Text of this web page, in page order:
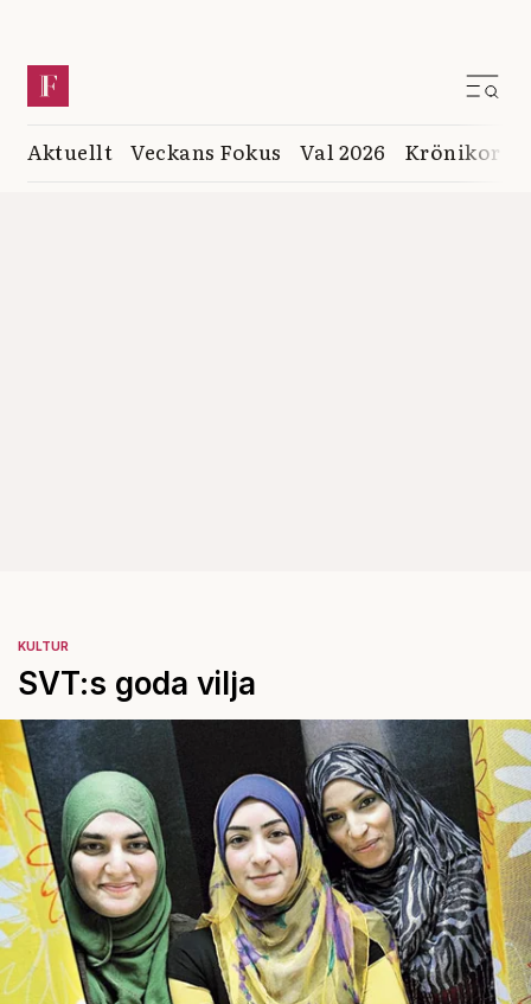
Aktuellt Veckans Fokus Val 2026 Krönikor
KULTUR
SVT:s goda vilja